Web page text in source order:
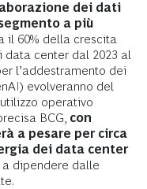
dei dati
a più
il 60% della crescita
center dal 2023 al
l’addestramento dei
evolveranno del
operativo
BCG, con
a pesare per circa
dei data center
a dipendere dalle